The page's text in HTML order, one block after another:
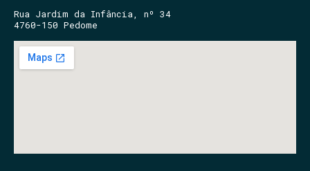
Rua Jardim da Infância, nº 34
4760-150 Pedome